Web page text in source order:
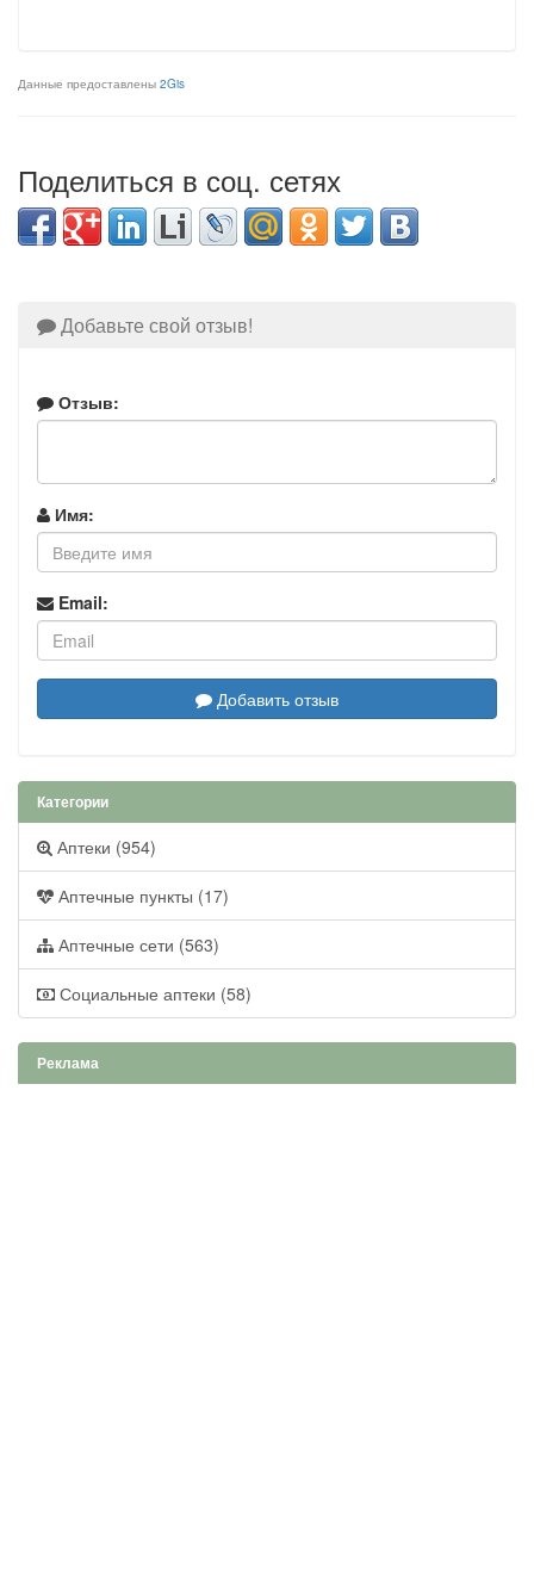
Данные предоставлены 2Gis
Поделиться в соц. сетях
Добавьте свой отзыв!
Отзыв:
Имя:
Email:
Добавить отзыв
Категории
Аптеки (954)
Аптечные пункты (17)
Аптечные сети (563)
Социальные аптеки (58)
Реклама